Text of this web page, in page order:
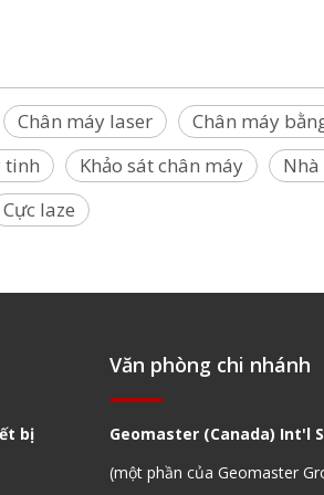
Chân máy laser Chân máy
tinh
Khảo sát chân máy
Cực laze
bị
Văn phòng chi nhánh
Geomaster (Canada) Int'l
(một phần của Geomaster